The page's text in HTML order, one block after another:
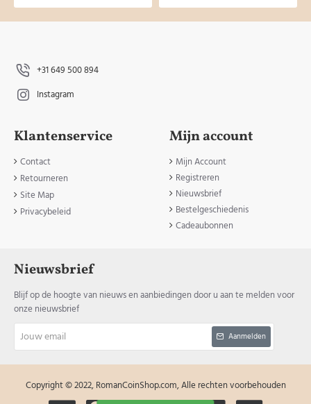
+31 649 500 894
Instagram
Klantenservice
Contact
Retourneren
Site Map
Privacybeleid
Mijn account
Mijn Account
Registreren
Nieuwsbrief
Bestelgeschiedenis
Cadeaubonnen
Nieuwsbrief
Blijf op de hoogte van nieuws en aanbiedingen door u aan te melden voor
onze nieuwsbrief
email
Aanmelden
Copyright © 2022, RomanCoinShop.com, Alle rechten voorbehouden